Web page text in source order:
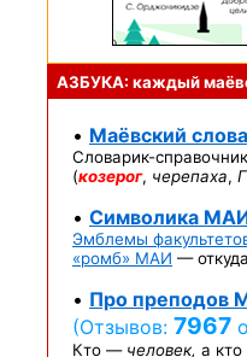
АЗБУКА: каждый
• Маёвский
Словарик-справочник
(козерог, черепаха,
• Символика
Эмблемы
«ромб» МАИ —
• Про преподов
(Отзывов: 7967 о
Кто — человек, а